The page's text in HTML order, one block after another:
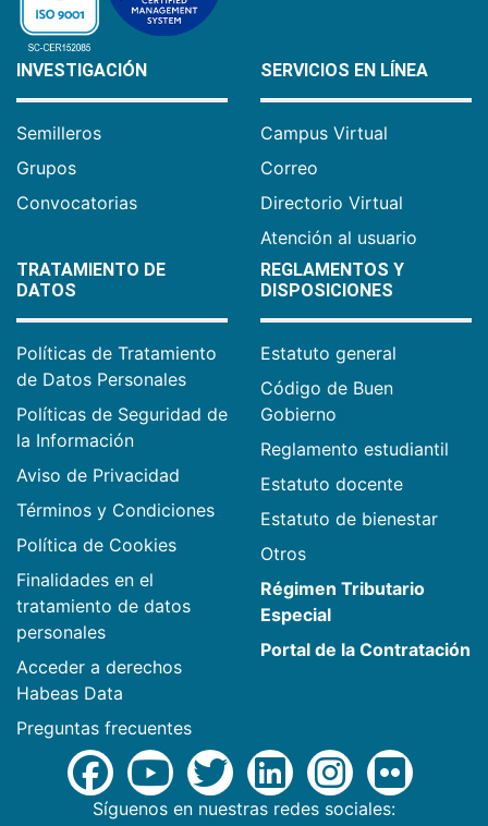
INVESTIGACIÓN
Semilleros
Grupos
Convocatorias
SERVICIOS EN LÍNEA
Campus Virtual
Correo
Directorio Virtual
Atención al usuario
TRATAMIENTO DE
DATOS
Políticas de Tratamiento
de Datos Personales
Políticas de Seguridad de
la Información
Aviso de Privacidad
Términos y Condiciones
Política de Cookies
Finalidades en el
tratamiento de datos
personales
Acceder a derechos
Habeas Data
Preguntas frecuentes
REGLAMENTOS Y
DISPOSICIONES
Estatuto general
Código de Buen
Gobierno
Reglamento estudiantil
Estatuto docente
Estatuto de bienestar
Otros
Régimen Tributario
Especial
Portal de la Contratación
Síguenos en nuestras redes sociales: